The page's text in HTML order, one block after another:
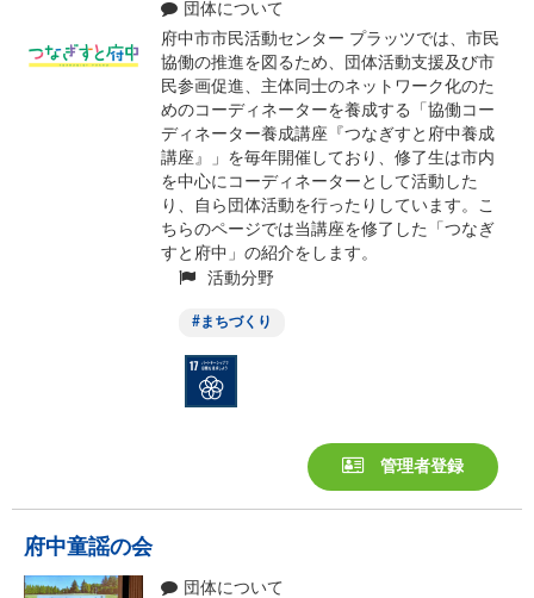
団体について
府中市市民活動センター プラッツでは、市民
協働の推進を図るため、団体活動支援及び市
民参画促進、主体同士のネットワーク化のた
めのコーディネーターを養成する「協働コー
ディネーター養成講座『つなぎすと府中養成
講座』」を毎年開催しており、修了生は市内
を中心にコーディネーターとして活動した
り、自ら団体活動を行ったりしています。こ
ちらのページでは当講座を修了した「つなぎ
すと府中」の紹介をします。
活動分野
まちづくり
管理者登録
府中童謡の会
団体について